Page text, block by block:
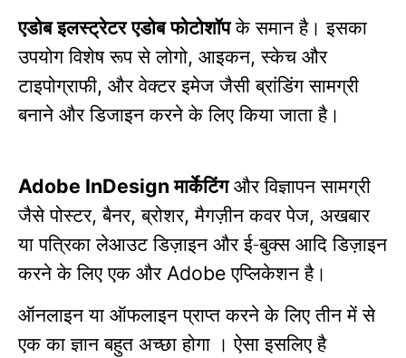
एडोब इलस्ट्रेटर एडोब फोटोशॉपके समान है। इसका
उपयोग विशेष रूप से लोगो, आइकन,स्केच और
टाइपोग्राफी, और वेक्टर इमेज जैसी ब्रांडिंग सामग्री
बनाने और डिजाइन करने के लिए किया जाता है।
Adobe InDesignमार्केटिंगऔर विज्ञापन सामग्री
जैसे पोस्टर,बैनर,ब्रोशर,मैगज़ीन कवर पेज, अखबार
या पत्रिका लेआउट डिज़ाइन और ई-बुक्स आदि डिज़ाइन
करने के लिए एक और Adobeएप्लिकेशन है।
ऑनलाइन या ऑफलाइन प्राप्त करने के लिए तीन में से
एक का ज्ञान बहुत अच्छा होगा । ऐसा इसलिए है